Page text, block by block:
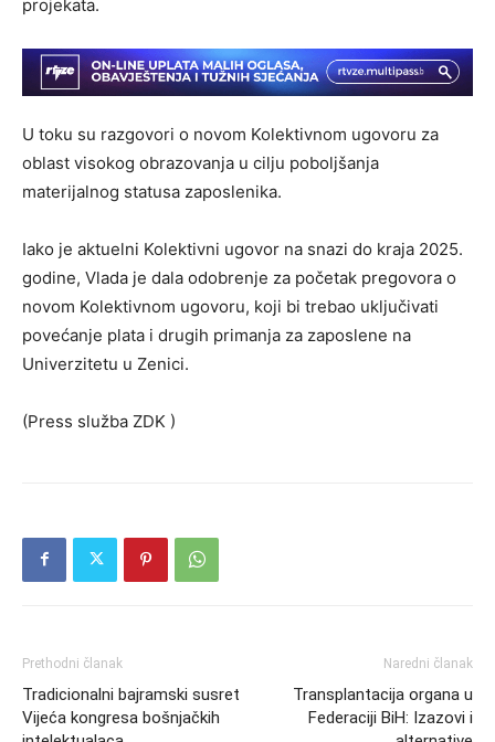
projekata.
U toku su razgovori o novom Kolektivnom ugovoru za
oblast visokog obrazovanja u cilju poboljšanja
materijalnog statusa zaposlenika.
Iako je aktuelni Kolektivni ugovor na snazi do kraja 2025.
godine, Vlada je dala odobrenje za početak pregovora o
novom Kolektivnom ugovoru, koji bi trebao uključivati
povećanje plata i drugih primanja za zaposlene na
Univerzitetu u Zenici.
(Press služba ZDK )
Prethodni članak
Tradicionalni bajramski susret
Vijeća kongresa bošnjačkih
Naredni članak
Transplantacija organa u
Federaciji BiH: Izazovi i